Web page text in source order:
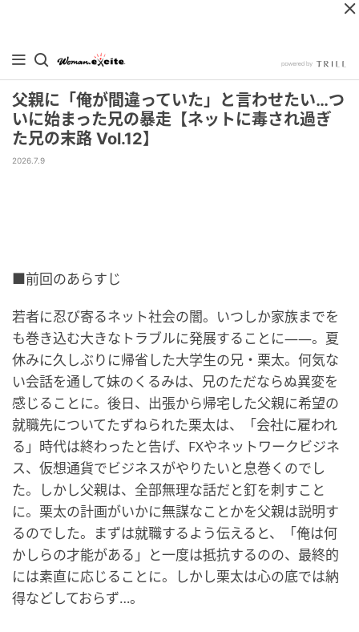
父親に「俺が間違っていた」と言わせたい…つ
いに始まった兄の暴走【ネットに毒され過ぎ
た兄の末路 Vol.12】
2026.7.9
■前回のあらすじ
若者に忍び寄るネット社会の闇。いつしか家族までを
も巻き込む大きなトラブルに発展することに——。夏
休みに久しぶりに帰省した大学生の兄・栗太。何気な
い会話を通して妹のくるみは、兄のただならぬ異変を
感じることに。後日、出張から帰宅した父親に希望の
就職先についてたずねられた栗太は、「会社に雇われ
る」時代は終わったと告げ、FXやネットワークビジネ
ス、仮想通貨でビジネスがやりたいと息巻くのでし
た。しかし父親は、全部無理な話だと釘を刺すこと
に。栗太の計画がいかに無謀なことかを父親は説明す
るのでした。まずは就職するよう伝えると、「俺は何
かしらの才能がある」と一度は抵抗するのの、最終的
には素直に応じることに。しかし栗太は心の底では納
得などしておらず…。